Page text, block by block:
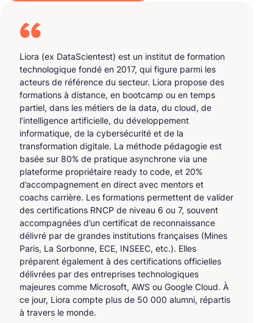
Liora (ex DataScientest) est un institut de formation
technologique fondé en 2017, qui figure parmi les
acteurs de référence du secteur. Liora propose des
formations à distance, en bootcamp ou en temps
partiel, dans les métiers de la data, du cloud, de
l’intelligence artificielle, du développement
informatique, de la cybersécurité et de la
transformation digitale. La méthode pédagogie est
basée sur 80% de pratique asynchrone via une
plateforme propriétaire ready to code, et 20%
d’accompagnement en direct avec mentors et
coachs carrière. Les formations permettent de valider
des certifications RNCP de niveau 6 ou 7, souvent
accompagnées d’un certificat de reconnaissance
délivré par de grandes institutions françaises (Mines
Paris, La Sorbonne, ECE, INSEEC, etc.). Elles
préparent également à des certifications officielles
délivrées par des entreprises technologiques
majeures comme Microsoft, AWS ou Google Cloud. À
ce jour, Liora compte plus de 50 000 alumni, répartis
à travers le monde.